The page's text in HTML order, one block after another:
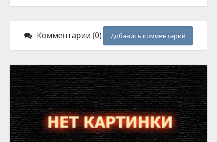
Комментарии (0) Добавить комментарий